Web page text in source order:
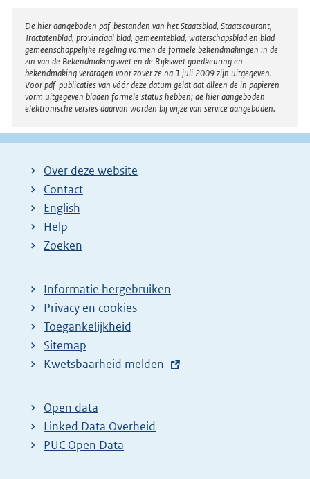
Disclaimer
De hier aangeboden pdf-bestanden van het Staatsblad, Staatscourant,
Tractatenblad, provinciaal blad, gemeenteblad, waterschapsblad en blad
gemeenschappelijke regeling vormen de formele bekendmakingen in de
zin van de Bekendmakingswet en de Rijkswet goedkeuring en
bekendmaking verdragen voor zover ze na 1 juli 2009 zijn uitgegeven.
Voor pdf-publicaties van vóór deze datum geldt dat alleen de in papieren
vorm uitgegeven bladen formele status hebben; de hier aangeboden
elektronische versies daarvan worden bij wijze van service aangeboden.
Over deze website
Contact
English
Help
Zoeken
Informatie hergebruiken
Privacy en cookies
Toegankelijkheid
Sitemap
E
t
e
r
Kwetsbaarheid melden
Open data
Linked Data Overheid
PUC Open Data